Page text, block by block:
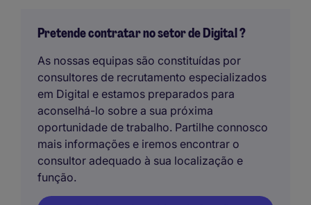
Pretende contratar no setor de Digital ?
As nossas equipas são constituídas por
consultores de recrutamento especializados
em Digital e estamos preparados para
aconselhá-lo sobre a sua próxima
oportunidade de trabalho. Partilhe connosco
mais informações e iremos encontrar o
consultor adequado à sua localização e
função.